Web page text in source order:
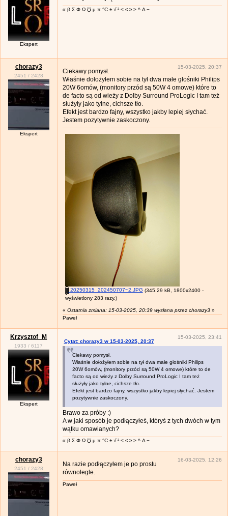
Ekspert
α β Σ Φ Ω ℧ μ π °C ± √ ² < ≤ ≥ > ^ Δ −
chorazy3
2451 / 2428
Ekspert
15-03-2025, 20:37
Ciekawy pomysł.
Właśnie dołożyłem sobie na tył dwa małe głośniki Philips
20W 6omów, (monitory przód są 50W 4 omowe) które to
de facto są od wieży z Dolby Surround ProLogic I tam też
służyły jako tylne, cichsze tło.
Efekt jest bardzo fajny, wszystko jakby lepiej słychać.
Jestem pozytywnie zaskoczony.
20250315_202450707~2.JPG (345.29 kB, 1800x2400 -
wyświetlony 283 razy.)
« Ostatnia zmiana: 15-03-2025, 20:39 wysłana przez chorazy3»
Paweł
Krzysztof_M
1933 /6117
Ekspert
15-03-2025, 23:41
Cytat: chorazy3 w 15-03-2025, 20:37
Ciekawy pomysł.
Właśnie dołożyłem sobie na tył dwa małe głośniki Philips
20W 6omów, (monitory przód są 50W 4 omowe) które to de
facto są od wieży z Dolby Surround ProLogic I tam też
służyły jako tylne, cichsze tło.
Efekt jest bardzo fajny, wszystko jakby lepiej słychać. Jestem
pozytywnie zaskoczony.
Brawo za próby :)
A w jaki sposób je podłączyłeś, któryś z tych dwóch w tym
wątku omawianych?
α β Σ Φ Ω ℧ μ π °C ± √ ² < ≤ ≥ > ^ Δ −
chorazy3
2451 / 2428
16-03-2025, 12:26
Na razie podłączyłem je po prostu
równolegle.
Paweł